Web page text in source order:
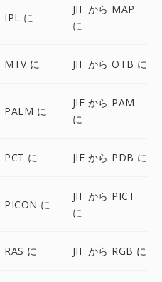
IPL に
JIF から MAP
に
MTV に JIF から OTB に
PALM に
JIF から PAM
に
PCT に JIF から PDB に
PICON に
JIF から PICT
に
RAS に JIF から RGB に